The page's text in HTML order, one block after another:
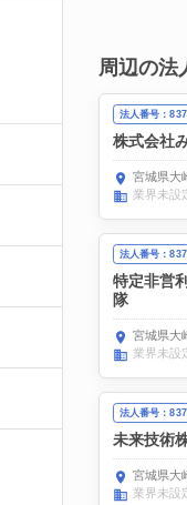
周辺の法
法人番号：
株式会社
宮城県大
業界未設
法人番号：
特定非営
隊
宮城県大
業界未設
法人番号：
未来技術
宮城県大
業界未設